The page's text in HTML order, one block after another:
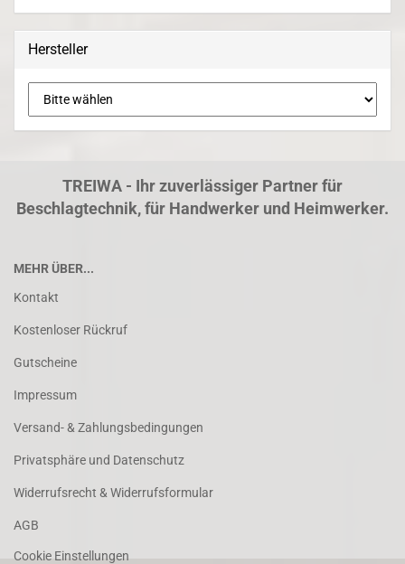
Hersteller
TREIWA - Ihr zuverlässiger Partner für
Beschlagtechnik, für Handwerker und Heimwerker.
MEHR ÜBER...
Kontakt
Kostenloser Rückruf
Gutscheine
Impressum
Versand- & Zahlungsbedingungen
Privatsphäre und Datenschutz
Widerrufsrecht & Widerrufsformular
AGB
Cookie Einstellungen